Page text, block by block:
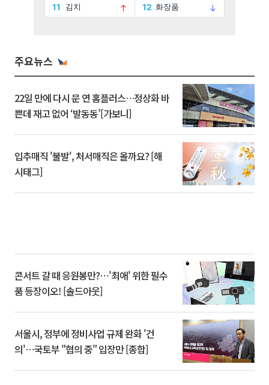
주요뉴스
22일 만에 다시 문 연 홈플러스…정상화 바
쁜데 재고 없어 ‘발동동’[가보니]
입추매직 '불발', 처서매직은 올까요? [해
시태그]
콘서트 갈 때 응원봉만?⋯'최애' 위한 필수
품 등장이오! [솔드아웃]
서울시, 정부에 정비사업 규제 완화 '건
의'⋯국토부 "협의 중" 입장만 [종합]